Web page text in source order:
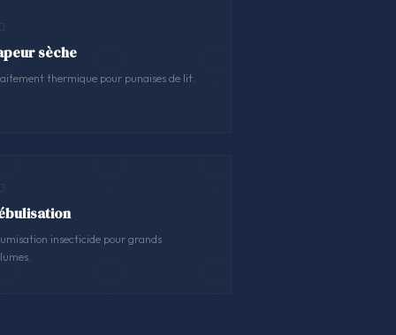
sèche
thermique pour punaises de lit.
insecticide pour grands